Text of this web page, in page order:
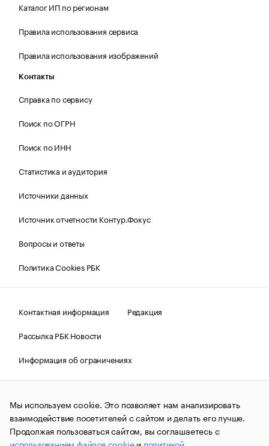
Каталог ИП по регионам
Правила использования сервиса
Правила использования изображений
Контакты
Справка по сервису
Поиск по ОГРН
Поиск по ИНН
Статистика и аудитория
Источники данных
Источник отчетности Контур.Фокус
Вопросы и ответы
Политика Cookies РБК
Контактная информация
Редакция
Рассылка РБК Новости
Информация об ограничениях
Правовая информация
О соблюдении авторских прав
© АО «РОСБИЗНЕСКОНСАЛТИНГ»,1995–2026.Сообщения
и материалы информационного агентства «РБК»
(зарегистрировано Федеральной службой по надзору в сфере
связи, информационных технологий и массовых
Мы используем cookie. Это позволяет нам анализировать
взаимодействие посетителей с сайтом и делать его лучше.
Продолжая пользоваться сайтом, вы соглашаетесь с